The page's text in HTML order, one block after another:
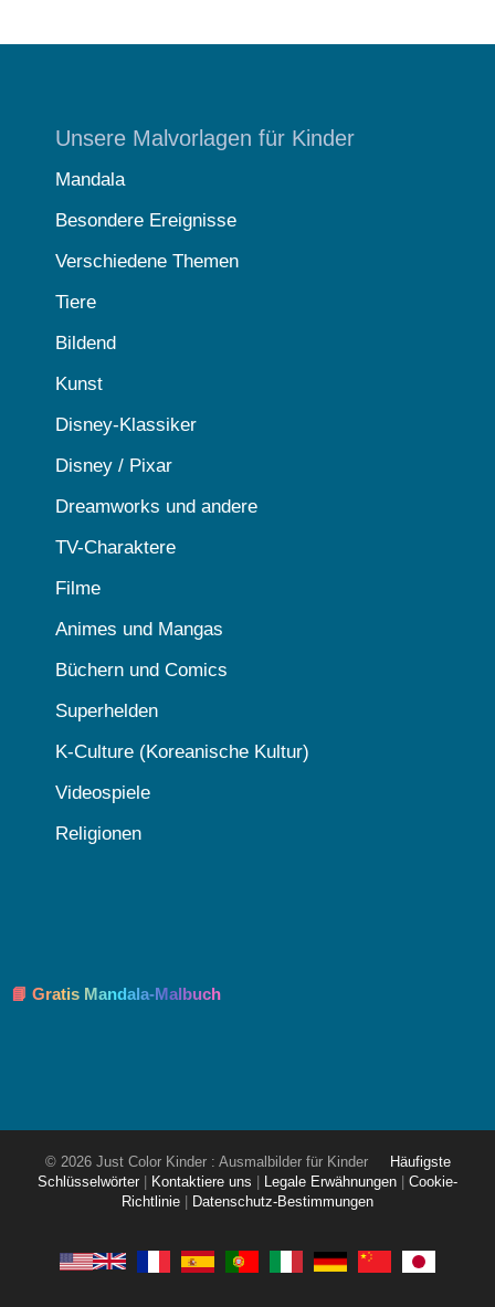
Unsere Malvorlagen für Kinder
Mandala
Besondere Ereignisse
Verschiedene Themen
Tiere
Bildend
Kunst
Disney-Klassiker
Disney / Pixar
Dreamworks und andere
TV-Charaktere
Filme
Animes und Mangas
Büchern und Comics
Superhelden
K-Culture (Koreanische Kultur)
Videospiele
Religionen
📘 Gratis Mandala-Malbuch
© 2026 Just Color Kinder : Ausmalbilder für Kinder
Häufigste
Schlüsselwörter
Kontaktiere uns Legale Erwähnungen
Cookie-
Richtlinie
Datenschutz-Bestimmungen